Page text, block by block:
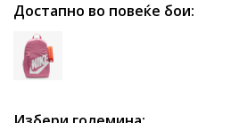
Достапно во повеќе бои: